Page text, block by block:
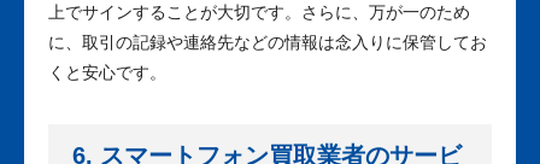
上でサインすることが大切です。さらに、万が一のため
に、取引の記録や連絡先などの情報は念入りに保管してお
くと安心です。
6. スマートフォン買取業者のサービ